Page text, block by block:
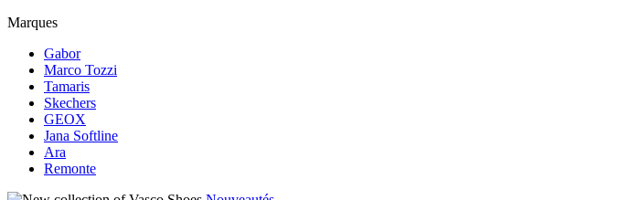
Marques
Gabor
Marco Tozzi
Tamaris
Skechers
GEOX
Jana Softline
Ara
Remonte